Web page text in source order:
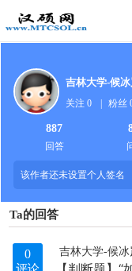
吉林大学-候
关注 0 粉丝
887
回答
该作者还未设置个人签名
Ta的回答
0 吉林大学-候冰